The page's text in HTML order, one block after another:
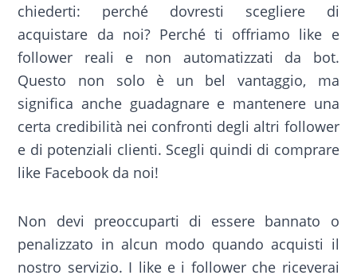
chiederti: perché dovresti scegliere di
acquistare da noi? Perché ti offriamo like e
follower reali e non automatizzati da bot.
Questo non solo è un bel vantaggio, ma
significa anche guadagnare e mantenere una
certa credibilità nei confronti degli altri follower
e di potenziali clienti. Scegli quindi di comprare
like Facebook da noi!
Non devi preoccuparti di essere bannato o
penalizzato in alcun modo quando acquisti il
nostro servizio. I like e i follower che riceverai